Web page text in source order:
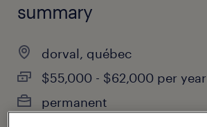
summary
dorval, québec
$55,000 - $62,000 per year
permanent